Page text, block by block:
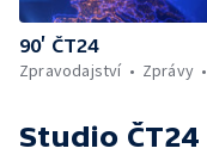
90’ ČT24
Zpravodajství
Zprávy
Studio ČT24